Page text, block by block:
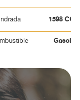
oportunidad y
1598 CC
Gasolina